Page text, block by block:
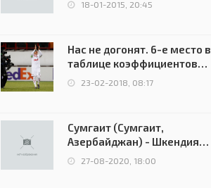
18-01-2015, 20:45
Нас не догонят. 6-е место в
таблице коэффициентов
УЕФА остаётся за Россией
23-02-2018, 08:17
Сумгаит (Сумгаит,
Азербайджан) - Шкендия
(Тетово, Северная
Македония) - 0:2 (0:0)
27-08-2020, 18:00